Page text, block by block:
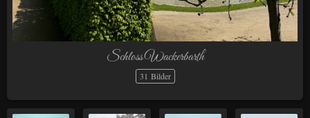
Schloss Wackerbarth
31 Bilder